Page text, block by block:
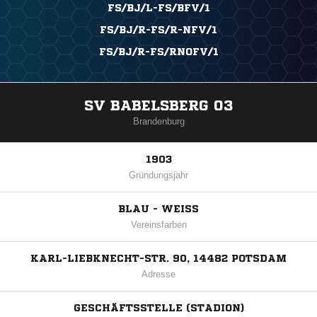
FS/BJ/L-FS/BFV/1
FS/BJ/R-FS/R-NFV/1
FS/BJ/R-FS/RNOFV/1
SV BABELSBERG 03
Brandenburg
1903
Gründungsjahr
BLAU - WEISS
Vereinsfarben
KARL-LIEBKNECHT-STR. 90, 14482 POTSDAM
Adresse
GESCHÄFTSSTELLE (STADION)